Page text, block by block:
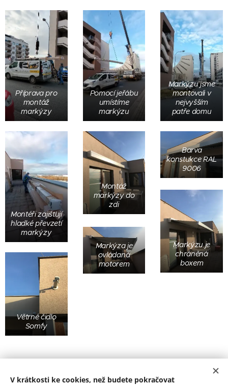
Příprava pro
montáž
markýzy
Pomocí jeřábu
umístíme
markýzu
Markýzu jsme
montovali v
nejvyšším
patře domu
Montéři zajišťují
hladké převzetí
markýzy
Montáž
markýzy do
zdi
Barva
konstukce RAL
9006
Markýzu je
chráněná
boxem
Markýza je
ovládaná
motorem
Větrné čidlo
Somfy
ZÍSKAT CENOVOU NABÍDKU
V krátkosti ke cookies, než budete pokračovat